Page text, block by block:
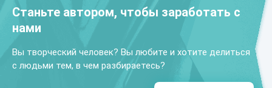
Станьте автором, чтобы заработать с
нами
Вы творческий человек? Вы любите и хотите делиться
с людьми тем, в чем разбираетесь?